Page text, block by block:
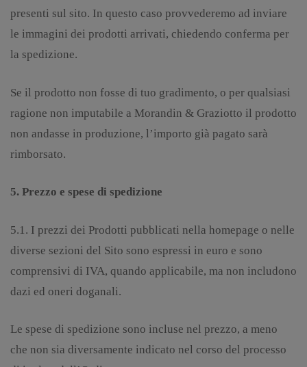
presenti sul sito. In questo caso provvederemo ad inviare
le immagini dei prodotti arrivati, chiedendo conferma per
la spedizione.
Se il prodotto non fosse di tuo gradimento, o per qualsiasi
ragione non imputabile a Morandin & Graziotto il prodotto
non andasse in produzione, l’importo già pagato sarà
rimborsato.
5. Prezzo e spese di spedizione
5.1. I prezzi dei Prodotti pubblicati nella homepage o nelle
diverse sezioni del Sito sono espressi in euro e sono
comprensivi di IVA, quando applicabile, ma non includono
dazi ed oneri doganali.
Le spese di spedizione sono incluse nel prezzo, a meno
che non sia diversamente indicato nel corso del processo